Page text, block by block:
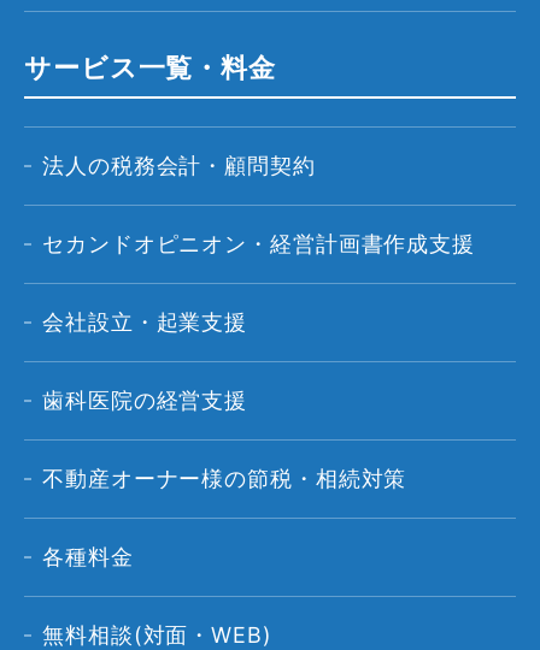
サービス一覧・料金
法人の税務会計・顧問契約
セカンドオピニオン・経営計画書作成支援
会社設立・起業支援
歯科医院の経営支援
不動産オーナー様の節税・相続対策
各種料金
無料相談(対面・WEB)